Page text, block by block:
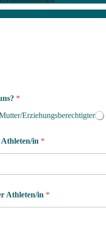
*
Erziehungsberechtigter
in *
Athleten/in *